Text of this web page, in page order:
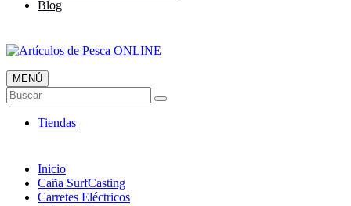
Blog
Artículos de Pesca ONLINE
Envió 24/7!!!
MENÚ
Buscar
Tiendas
Inicio
Caña SurfCasting
Carretes Eléctricos